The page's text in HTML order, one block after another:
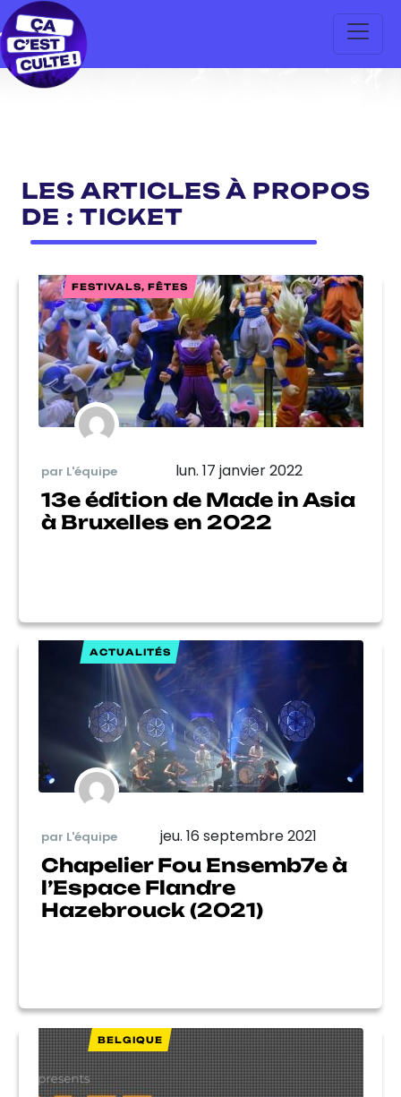
LES ARTICLES À PROPOS
DE : TICKET
FESTIVALS, FÊTES
par L'équipe lun. 17 janvier 2022
13e édition de Made in Asia
à Bruxelles en 2022
ACTUALITÉS
par L'équipe jeu. 16 septembre 2021
Chapelier Fou Ensemb7e à
l’Espace Flandre
Hazebrouck (2021)
BELGIQUE